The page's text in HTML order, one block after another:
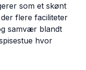
som et skønt
flere faciliteter
samvær blandt
hvor